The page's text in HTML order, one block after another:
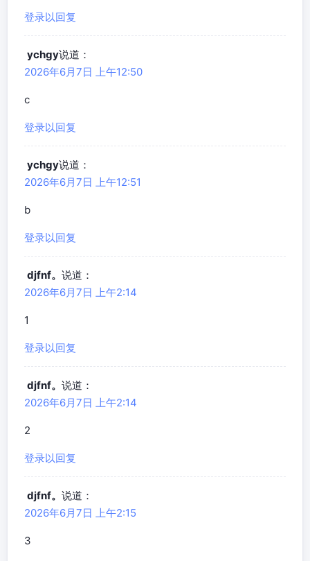
登录以回复
ychgy说道：
2026年6月7日 上午12:50
c
登录以回复
ychgy说道：
2026年6月7日 上午12:51
b
登录以回复
djfnf。 说道：
2026年6月7日 上午2:14
1
登录以回复
djfnf。 说道：
2026年6月7日 上午2:14
2
登录以回复
djfnf。 说道：
2026年6月7日 上午2:15
3